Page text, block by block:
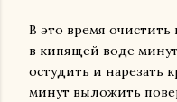
В это время очистить
в кипящей воде
остудить и нарезать
минут выложить